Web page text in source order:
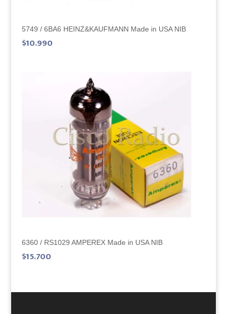
5749 / 6BA6 HEINZ&KAUFMANN Made in USA NIB
$10.990
6360 / RS1029 AMPEREX Made in USA NIB
$15.700